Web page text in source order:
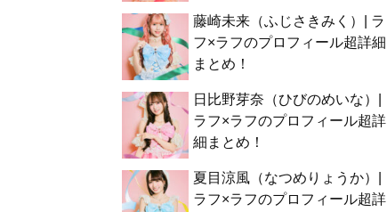
藤崎未来（ふじさきみく）| ラ
フ×ラフのプロフィール超詳細
まとめ！
日比野芽奈（ひびのめいな）|
ラフ×ラフのプロフィール超詳
細まとめ！
夏目涼風（なつめりょうか）|
ラフ×ラフのプロフィール超詳